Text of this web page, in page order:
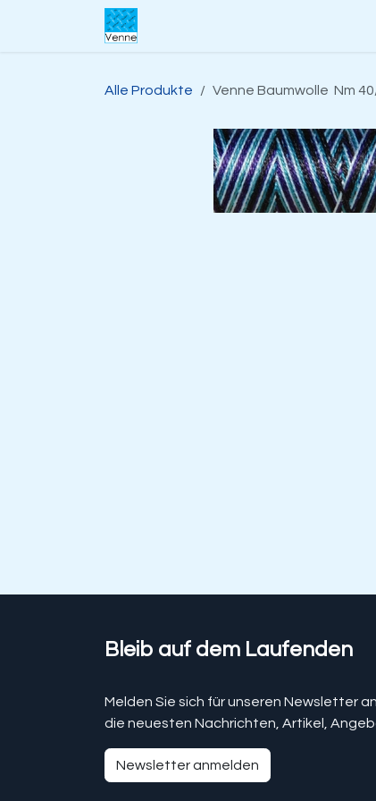
Zum Inhalt springen
Alle Produkte Venne Baumwolle Nm
Bleib auf dem Laufenden
Melden Sie sich für unseren Newsletter
die neuesten Nachrichten, Artikel,
Newsletter anmelden